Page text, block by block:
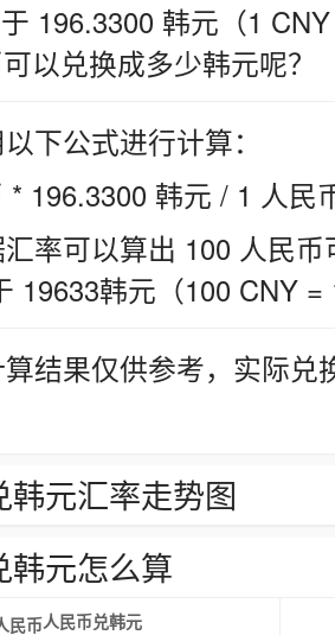
196.3300 韩元（1
以兑换成多少韩元呢？
下公式进行计算：
* 196.3300 韩元 / 1 人民
率可以算出 100 人民
19633韩元（100 CNY =
结果仅供参考，实际
韩元汇率走势图
韩元怎么算
人民币兑韩元